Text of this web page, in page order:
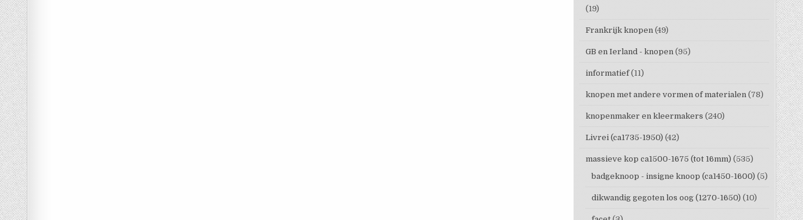
(19)
Frankrijk knopen (49)
GB en Ierland - knopen (95)
informatief (11)
knopen met andere vormen of materialen (78)
knopenmaker en kleermakers (240)
Livrei (ca1735-1950) (42)
massieve kop ca1500-1675 (tot 16mm) (535)
badgeknoop - insigne knoop (ca1450-1600) (5)
dikwandig gegoten los oog (1270-1650) (10)